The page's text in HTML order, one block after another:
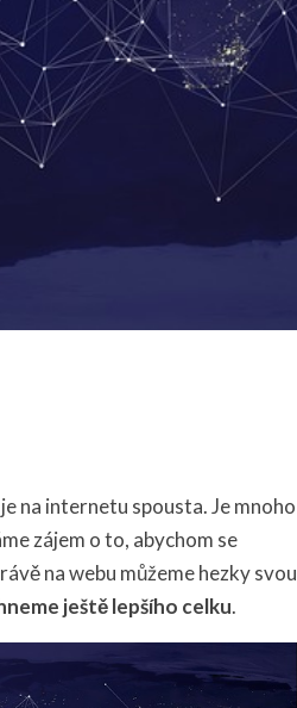
na internetu spousta. Je mnoho
zájem o to, abychom se
na webu můžeme hezky svou
ještě lepšího celku.